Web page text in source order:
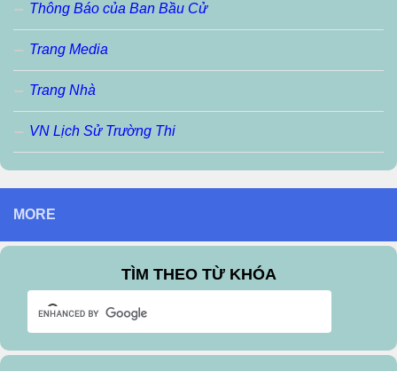
Thông Báo của Ban Bầu Cử
Trang Media
Trang Nhà
VN Lịch Sử Trường Thi
MORE
TÌM THEO TỪ KHÓA